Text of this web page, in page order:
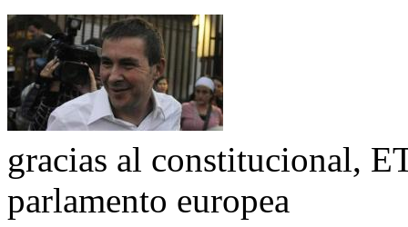
gracias al constitucional,
parlamento europea